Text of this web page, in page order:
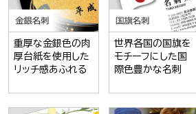
重厚な金銀色の肉
厚台紙を使用した
リッチ感あふれる
世界各国の国旗を
モチーフにした国
際色豊かな名刺